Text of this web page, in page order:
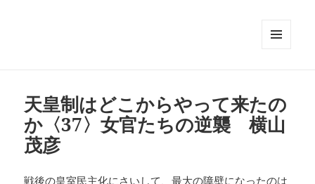
天皇制はどこからやって来たの
か〈37〉女官たちの逆襲 横山
茂彦
戦後の皇室民主化にさいして、最大の障壁になったのは